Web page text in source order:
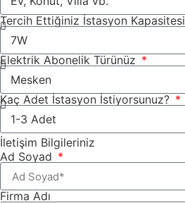
Tercih Ettiğiniz İstasyon Kapasitesi
Elektrik Abonelik Türünüz
Kaç Adet İstasyon İstiyorsunuz?
İletişim Bilgileriniz
Ad Soyad
Firma Adı